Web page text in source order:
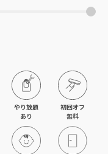
やり放題
あり
初回オフ
無料